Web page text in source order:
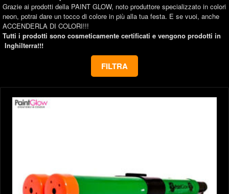
Grazie ai prodotti della PAINT GLOW, noto produttore specializzato in colori
neon, potrai dare un tocco di colore in più alla tua festa. E se vuoi, anche
ACCENDERLA DI COLORI!!!
Tutti i prodotti sono cosmeticamente certificati e vengono prodotti in
Inghilterra!!!
FILTRA